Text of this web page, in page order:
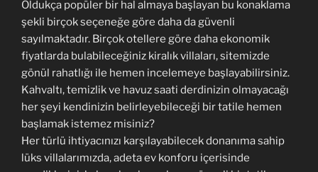
Oldukça popüler bir hal almaya başlayan bu konaklama
şekli birçok seçeneğe göre daha da güvenli
sayılmaktadır. Birçok otellere göre daha ekonomik
fiyatlarda bulabileceğiniz kiralık villaları, sitemizde
gönül rahatlığı ile hemen incelemeye başlayabilirsiniz.
Kahvaltı, temizlik ve havuz saati derdinizin olmayacağı
her şeyi kendinizin belirleyebileceği bir tatile hemen
başlamak istemez misiniz?
Her türlü ihtiyacınızı karşılayabilecek donanıma sahip
lüks villalarımızda, adeta ev konforu içerisinde